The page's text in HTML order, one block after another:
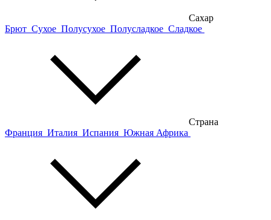
Сахар
Брют Сухое Полусухое Полусладкое Сладкое
Страна
Франция Италия Испания Южная Африка